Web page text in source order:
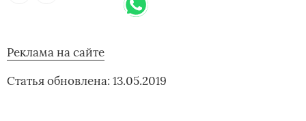
Реклама на сайте
Статья обновлена: 13.05.2019